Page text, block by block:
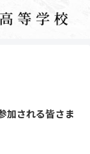
加される皆さま